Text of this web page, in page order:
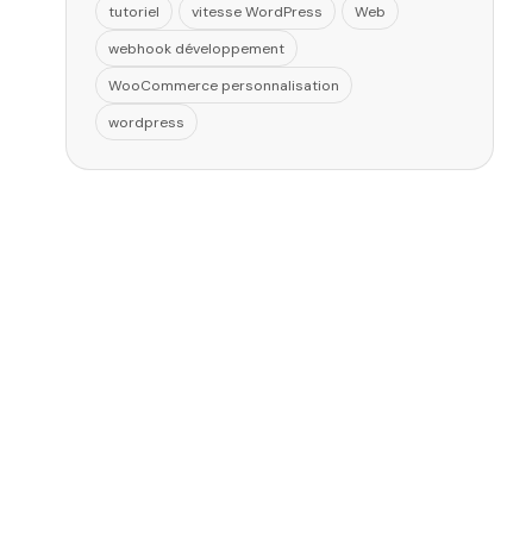
tutoriel
vitesse WordPress
Web
webhook développement
WooCommerce personnalisation
wordpress